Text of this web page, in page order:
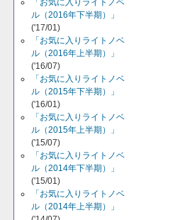
「お気に入りライトノベ
ル（2016年下半期）」
('17/01)
「お気に入りライトノベ
ル（2016年上半期）」
('16/07)
「お気に入りライトノベ
ル（2015年下半期）」
('16/01)
「お気に入りライトノベ
ル（2015年上半期）」
('15/07)
「お気に入りライトノベ
ル（2014年下半期）」
('15/01)
「お気に入りライトノベ
ル（2014年上半期）」